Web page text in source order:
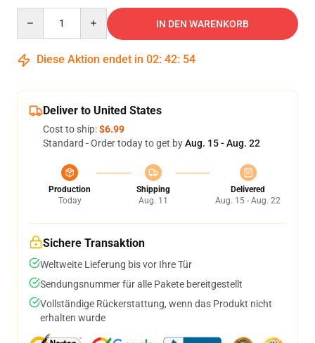
IN DEN WARENKORB
Diese Aktion endet in 02: 42: 54
Deliver to United States
Cost to ship:$6.99
Standard - Order today to get byAug. 15 - Aug. 22
Production
Today
Shipping
Aug. 11
Delivered
Aug. 15 - Aug. 22
Sichere Transaktion
Weltweite Lieferung bis vor Ihre Tür
Sendungsnummer für alle Pakete bereitgestellt
Vollständige Rückerstattung, wenn das Produkt nicht
erhalten wurde